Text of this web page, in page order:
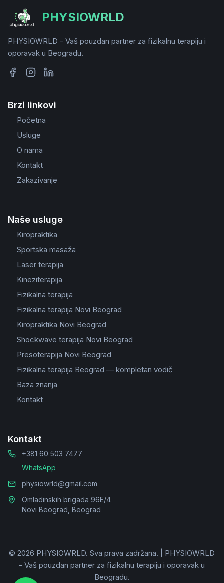
PHYSIOWRLD
PHYSIOWRLD - Vaš pouzdan partner za fizikalnu terapiju i
oporavak u Beogradu.
Brzi linkovi
Početna
Usluge
O nama
Kontakt
Zakazivanje
Naše usluge
Kiropraktika
Sportska masaža
Laser terapija
Kineziterapija
Fizikalna terapija
Fizikalna terapija Novi Beograd
Kiropraktika Novi Beograd
Shockwave terapija Novi Beograd
Presoterapija Novi Beograd
Fizikalna terapija Beograd — kompletan vodič
Baza znanja
Kontakt
Kontakt
+381 60 503 7477
WhatsApp
physiowrld@gmail.com
Omladinskih brigada 96E/4
Novi Beograd, Beograd
© 2026 PHYSIOWRLD. Sva prava zadržana.
PHYSIOWRLD
- Vaš pouzdan partner za fizikalnu terapiju i oporavak u
Beogradu.